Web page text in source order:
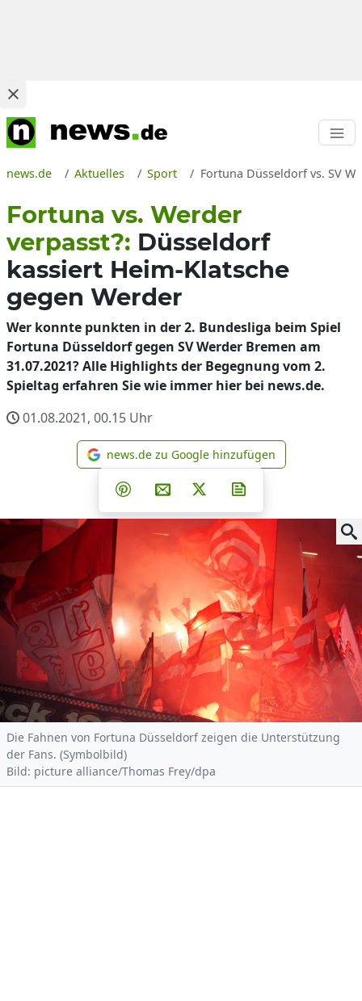
news.de Aktuelles Sport Fortuna Düsseldorf vs. SV
Fortuna vs. Werder
verpasst?: Düsseldorf
kassiert Heim-Klatsche
gegen Werder
Wer konnte punkten in der 2. Bundesliga beim Spiel
Fortuna Düsseldorf gegen SV Werder Bremen am
31.07.2021? Alle Highlights der Begegnung vom 2.
Spieltag erfahren Sie wie immer hier bei news.de.
01.08.2021, 00.15 Uhr
news.de zu Google
news.de zu Google hinzufügen
Teilen auf Facebook
Teilen auf Whatsapp
Teilen auf Telegram
Teilen auf Pinterest
Per E-Mail teilen
Post auf X
Die Fahnen von Fortuna Düsseldorf zeigen die Unterstützung
der Fans. (Symbolbild)
Bild: picture alliance/Thomas Frey/dpa